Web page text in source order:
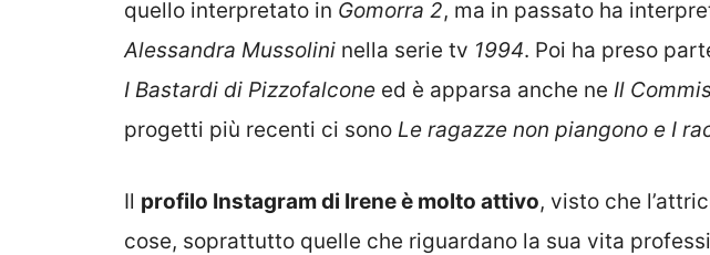
quello interpretato in Gomorra 2, ma in passato ha
Alessandra Mussolini nella serie tv 1994. Poi ha preso
I Bastardi di Pizzofalcone ed è apparsa anche ne Il
progetti più recenti ci sono Le ragazze non piangono e I
Il profilo Instagram di Irene è molto attivo, visto che
cose, soprattutto quelle che riguardano la sua vita